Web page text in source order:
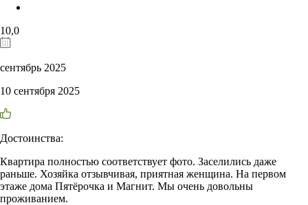
10,0
сентябрь 2025
10 сентября 2025
Достоинства:
Квартира полностью соответствует фото. Заселились даже
раньше. Хозяйка отзывчивая, приятная женщина. На первом
этаже дома Пятёрочка и Магнит. Мы очень довольны
проживанием.